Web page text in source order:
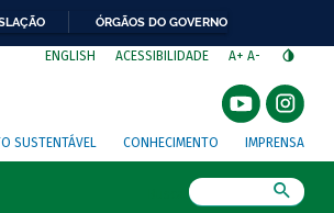
ÓRGÃOS DO GOVERNO
ENGLISH ACESSIBILIDADE A+ A-
SUSTENTÁVEL CONHECIMENTO IMPRENSA